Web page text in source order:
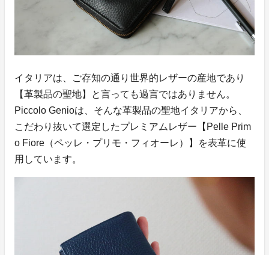
イタリアは、ご存知の通り世界的レザーの産地であり
【革製品の聖地】と言っても過言ではありません。
Piccolo Genioは、そんな革製品の聖地イタリアから、
こだわり抜いて選定したプレミアムレザー【Pelle Prim
o Fiore（ペッレ・プリモ・フィオーレ）】を表革に使
用しています。